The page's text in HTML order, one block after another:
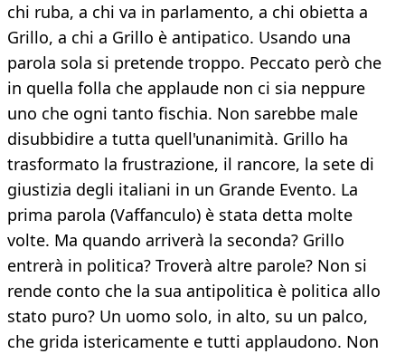
chi ruba, a chi va in parlamento, a chi obietta a
Grillo, a chi a Grillo è antipatico. Usando una
parola sola si pretende troppo. Peccato però che
in quella folla che applaude non ci sia neppure
uno che ogni tanto fischia. Non sarebbe male
disubbidire a tutta quell'unanimità. Grillo ha
trasformato la frustrazione, il rancore, la sete di
giustizia degli italiani in un Grande Evento. La
prima parola (Vaffanculo) è stata detta molte
volte. Ma quando arriverà la seconda? Grillo
entrerà in politica? Troverà altre parole? Non si
rende conto che la sua antipolitica è politica allo
stato puro? Un uomo solo, in alto, su un palco,
che grida istericamente e tutti applaudono. Non